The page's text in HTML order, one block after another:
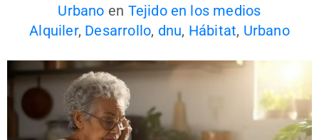
Urbano en Tejido en los medios
Alquiler, Desarrollo, dnu, Hábitat, Urbano